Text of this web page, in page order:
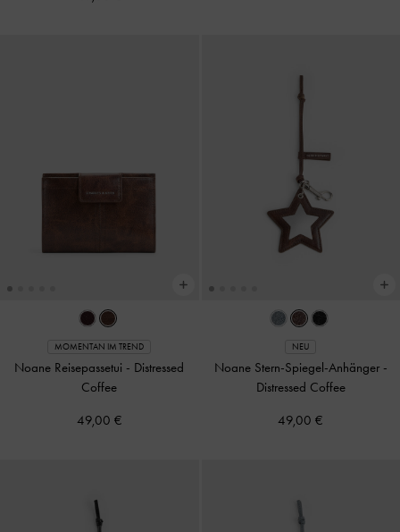
MOMENTAN IM TREND
Noane Reisepassetui - Distressed
Coffee
49,00 €
NEU
Noane Stern-Spiegel-Anhänger -
Distressed Coffee
49,00 €